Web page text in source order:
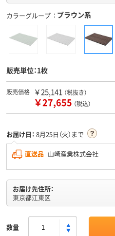
カラーグループ ブラウン系
販売単位：1枚
販売価格 ￥25,141 （税抜き）
￥27,655 （税込）
お届け日： 8月25日（火）まで
直送品 山崎産業株式会社
お届け先住所：
東京都江東区
数量